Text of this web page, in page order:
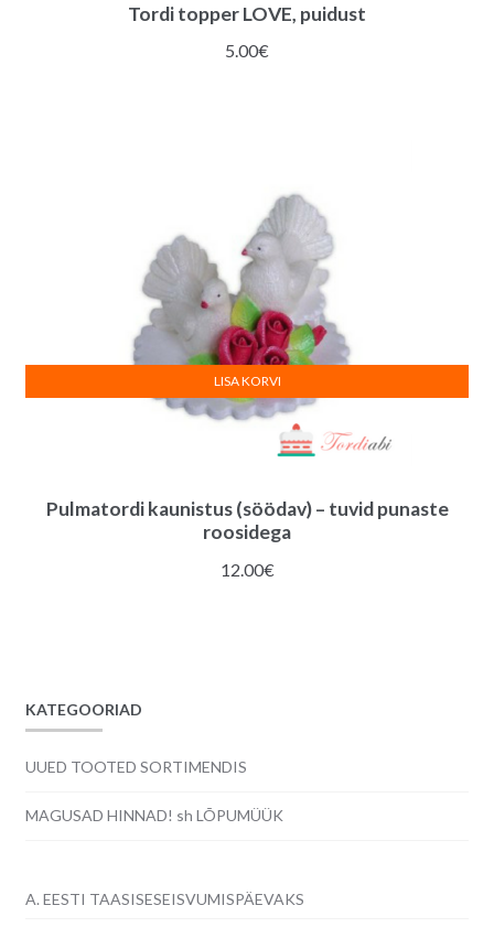
Tordi topper LOVE, puidust
5.00€
Pulmatordi kaunistus (söödav) – tuvid punaste
roosidega
12.00€
LISA KORVI
KATEGOORIAD
UUED TOOTED SORTIMENDIS
MAGUSAD HINNAD! sh LÕPUMÜÜK
A. EESTI TAASISESEISVUMISPÄEVAKS